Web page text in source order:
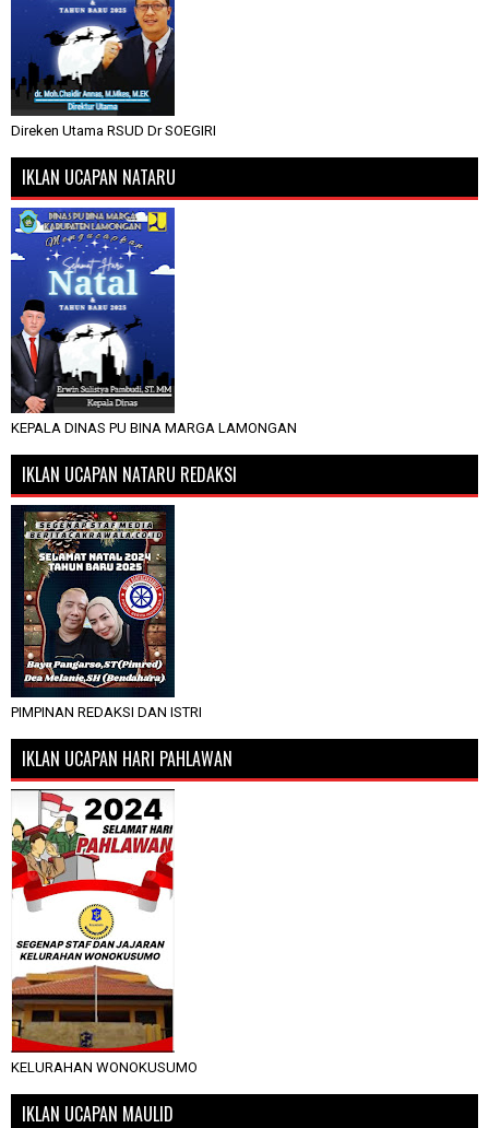
Direken Utama RSUD Dr SOEGIRI
IKLAN UCAPAN NATARU
KEPALA DINAS PU BINA MARGA LAMONGAN
IKLAN UCAPAN NATARU REDAKSI
PIMPINAN REDAKSI DAN ISTRI
IKLAN UCAPAN HARI PAHLAWAN
KELURAHAN WONOKUSUMO
IKLAN UCAPAN MAULID